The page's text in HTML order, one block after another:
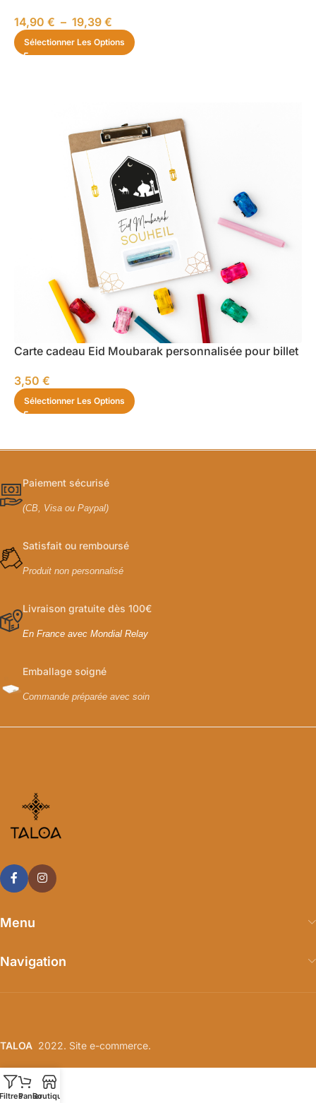
14,90 € – 19,39 €
Sélectionner Les Options
Carte cadeau Eid Moubarak personnalisée pour billet
3,50 €
Sélectionner Les Options
Paiement sécurisé
(CB, Visa ou Paypal)
Satisfait ou remboursé
Produit non personnalisé
Livraison gratuite dès 100€
En France avec Mondial Relay
Emballage soigné
Commande préparée avec soin
Menu
Navigation
TALOA 2022. Site e-commerce.
PanierBoutique